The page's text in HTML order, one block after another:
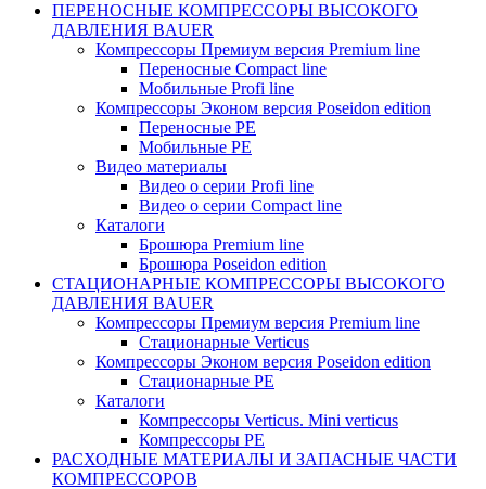
ПЕРЕНОСНЫЕ КОМПРЕССОРЫ ВЫСОКОГО
ДАВЛЕНИЯ BAUER
Компрессоры Премиум версия Premium line
Переносные Compact line
Мобильные Profi line
Компрессоры Эконом версия Poseidon edition
Переносные PE
Мобильные PE
Видео материалы
Видео о серии Profi line
Видео о серии Compact line
Каталоги
Брошюра Premium line
Брошюра Poseidon edition
СТАЦИОНАРНЫЕ КОМПРЕССОРЫ ВЫСОКОГО
ДАВЛЕНИЯ BAUER
Компрессоры Премиум версия Premium line
Стационарные Verticus
Компрессоры Эконом версия Poseidon edition
Стационарные PE
Каталоги
Компрессоры Verticus. Mini verticus
Компрессоры PE
РАСХОДНЫЕ МАТЕРИАЛЫ И ЗАПАСНЫЕ ЧАСТИ
КОМПРЕССОРОВ